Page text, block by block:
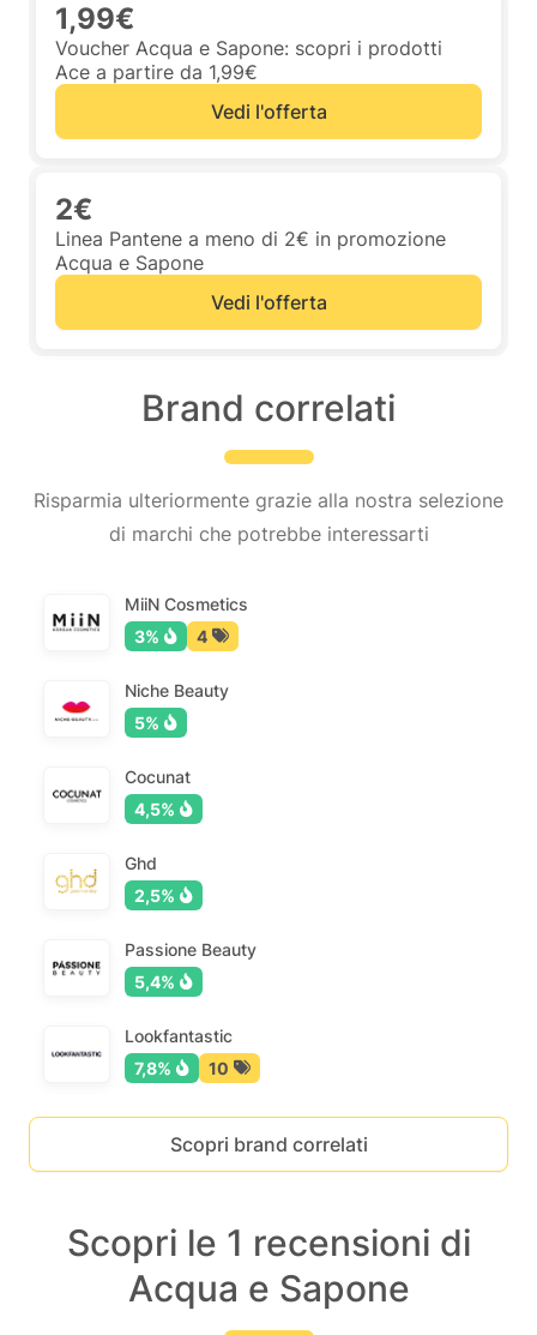
1,99€
Voucher Acqua e Sapone: scopri i prodotti
Ace a partire da 1,99€
Vedi l'offerta
2€
Linea Pantene a meno di 2€ in promozione
Acqua e Sapone
Vedi l'offerta
Brand correlati
Risparmia ulteriormente grazie alla nostra selezione
di marchi che potrebbe interessarti
MiiN Cosmetics
3%
4
Niche Beauty
5%
Cocunat
4,5%
Ghd
2,5%
Passione Beauty
5,4%
Lookfantastic
7,8%
10
Scopri brand correlati
Scopri le 1 recensioni di
Acqua e Sapone